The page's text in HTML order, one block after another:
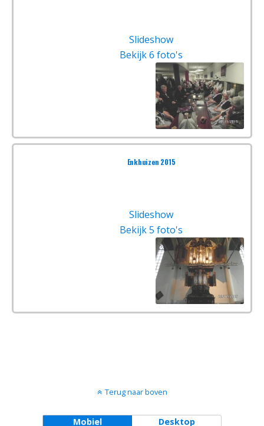
Slideshow
Bekijk 6 foto's
Enkhuizen 2015
Slideshow
Bekijk 5 foto's
Terug naar boven
Mobiel Desktop